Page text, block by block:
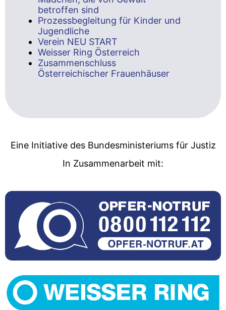
betroffen sind
Prozessbegleitung für Kinder und
Jugendliche
Verein NEU START
Weisser Ring Österreich
Zusammenschluss
Österreichischer Frauenhäuser
Eine Initiative des Bundesministeriums für Justiz
In Zusammenarbeit mit: